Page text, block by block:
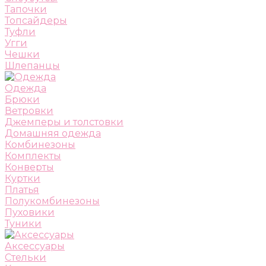
Тапочки
Топсайдеры
Туфли
Угги
Чешки
Шлепанцы
Одежда
Брюки
Ветровки
Джемперы и толстовки
Домашняя одежда
Комбинезоны
Комплекты
Конверты
Куртки
Платья
Полукомбинезоны
Пуховики
Туники
Аксессуары
Стельки